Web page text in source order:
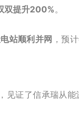
双提升200%。
站顺利并网 ，预
见证了信承瑞从